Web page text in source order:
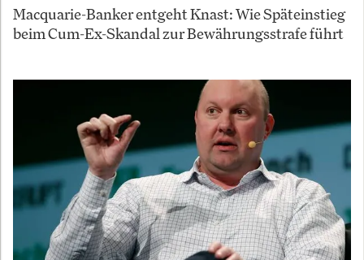
Macquarie-Banker entgeht Knast: Wie Späteinstieg
beim Cum-Ex-Skandal zur Bewährungsstrafe führt